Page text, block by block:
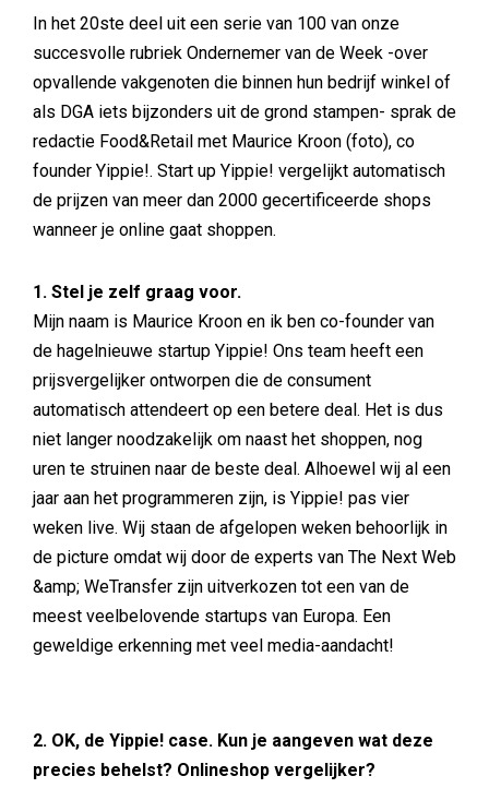
In het 20ste deel uit een serie van 100 van onze
succesvolle rubriek Ondernemer van de Week -over
opvallende vakgenoten die binnen hun bedrijf winkel of
als DGA iets bijzonders uit de grond stampen- sprak de
redactie Food&Retail met Maurice Kroon (foto), co
founder Yippie!. Start up Yippie! vergelijkt automatisch
de prijzen van meer dan 2000 gecertificeerde shops
wanneer je online gaat shoppen.
1. Stel je zelf graag voor.
Mijn naam is Maurice Kroon en ik ben co-founder van
de hagelnieuwe startup Yippie! Ons team heeft een
prijsvergelijker ontworpen die de consument
automatisch attendeert op een betere deal. Het is dus
niet langer noodzakelijk om naast het shoppen, nog
uren te struinen naar de beste deal. Alhoewel wij al een
jaar aan het programmeren zijn, is Yippie! pas vier
weken live. Wij staan de afgelopen weken behoorlijk in
de picture omdat wij door de experts van The Next Web
&amp; WeTransfer zijn uitverkozen tot een van de
meest veelbelovende startups van Europa. Een
geweldige erkenning met veel media-aandacht!
2. OK, de Yippie! case. Kun je aangeven wat deze
precies behelst? Onlineshop vergelijker?